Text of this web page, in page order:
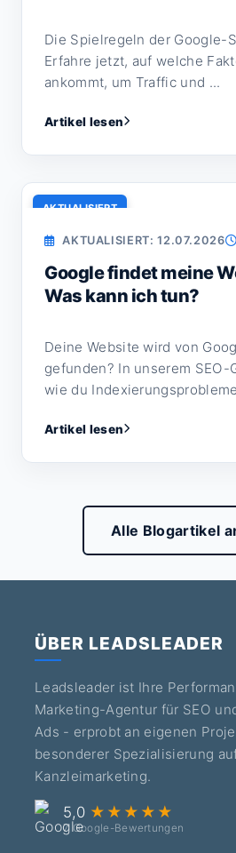
Die Spielregeln der Google-
Erfahre jetzt, auf welche
ankommt, um Traffic und ...
Artikel lesen
AKTUALISIERT
AKTUALISIERT: 12.07.2026
Google findet meine
Was kann ich tun?
Deine Website wird von
gefunden? In unserem SEO-
wie du
Artikel lesen
Alle Blogartikel
ÜBER LEADSLEADER
Leadsleader ist Ihre
Marketing-Agentur für SEO
Ads - erprobt an eigenen
besonderer Spezialisierung
Kanzleimarketing.
5,0 ★★★★★
7 Google-Bewertungen